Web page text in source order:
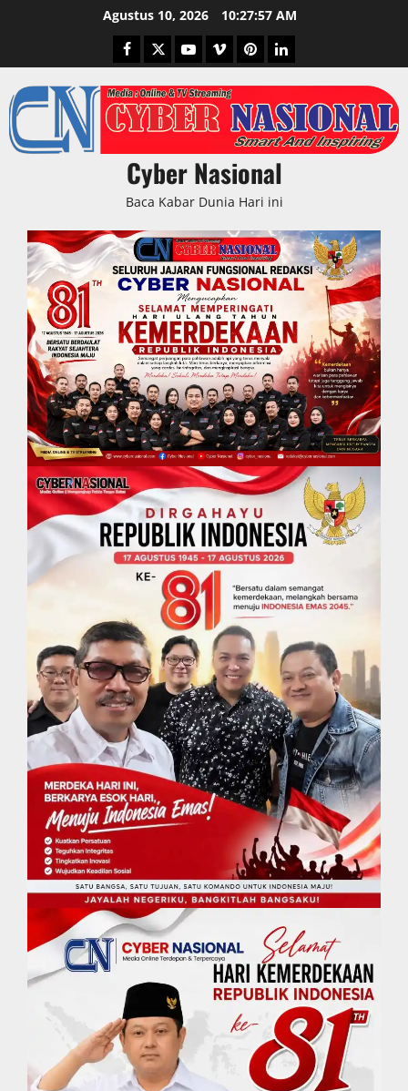
Agustus 10, 2026 10:27:58 AM
Facebook
TwitterYoutubeVimeoPinterestLinkedIn
Cyber Nasional
Baca Kabar Dunia Hari ini